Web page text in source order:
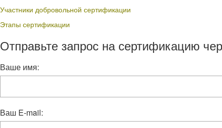
Участники добровольной сертификации
Этапы сертификации
Отправьте запрос на сертификацию
Ваше имя:
Ваш E-mail: